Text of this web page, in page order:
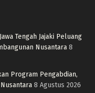
Tengah Jajaki Peluang
Nusantara 8
Program Pengabdian,
8 Agustus 2026